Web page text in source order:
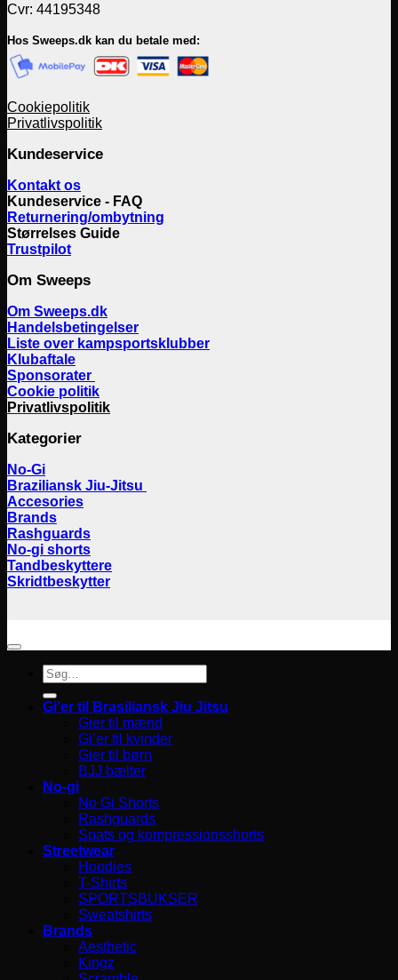
Cvr: 44195348
Hos Sweeps.dk kan du betale med:
Cookiepolitik
Privatlivspolitik
Kundeservice
Kontakt os
Kundeservice - FAQ
Returnering/ombytning
Størrelses Guide
Trustpilot
Om Sweeps
Om Sweeps.dk
Handelsbetingelser
Liste over kampsportsklubber
Klubaftale
Sponsorater
Cookie politik
Privatlivspolitik
Kategorier
No-Gi
Braziliansk Jiu-Jitsu
Accesories
Brands
Rashguards
No-gi shorts
Tandbeskyttere
Skridtbeskytter
Søg
efter:
Gi’er til Brasiliansk Jiu Jitsu
Gier til mænd
Gi’er til kvinder
Gier til børn
BJJ bælter
No-gi
No Gi Shorts
Rashguards
Spats og kompressionsshorts
Streetwear
Hoodies
T-Shirts
SPORTSBUKSER
Sweatshirts
Brands
Aesthetic
Kingz